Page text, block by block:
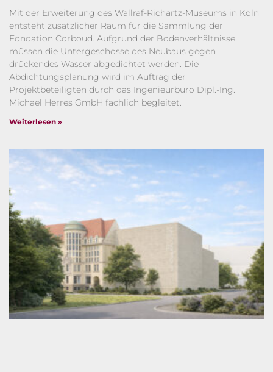
Mit der Erweiterung des Wallraf-Richartz-Museums in Köln
entsteht zusätzlicher Raum für die Sammlung der
Fondation Corboud. Aufgrund der Bodenverhältnisse
müssen die Untergeschosse des Neubaus gegen
drückendes Wasser abgedichtet werden. Die
Abdichtungsplanung wird im Auftrag der
Projektbeteiligten durch das Ingenieurbüro Dipl.-Ing.
Michael Herres GmbH fachlich begleitet.
Weiterlesen »